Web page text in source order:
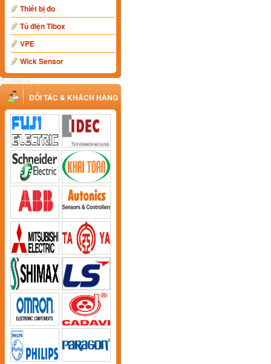
Thiết bị đo
Tủ điện Tibox
VPE
Wick Sensor
ĐỐI TÁC & KHÁCH HÀNG